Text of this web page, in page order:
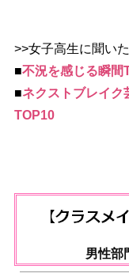
>>女子高生に聞い
■不況を感じる瞬間
■ネクストブレイク
TOP10
男性部